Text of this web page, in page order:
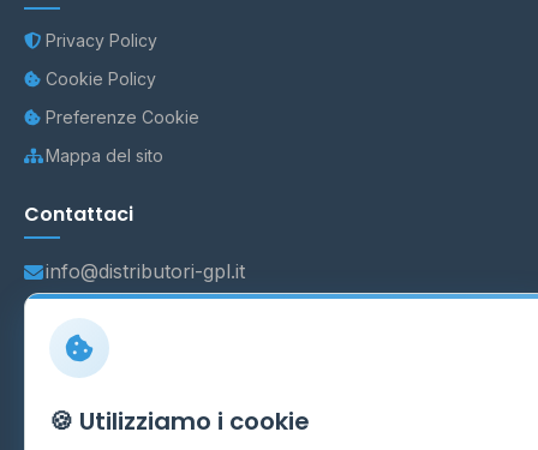
Privacy Policy
Cookie Policy
Preferenze Cookie
Mappa del sito
Contattaci
info@distributori-gpl.it
Carpi P.IVA 03859300364
🍪 Utilizziamo i cookie